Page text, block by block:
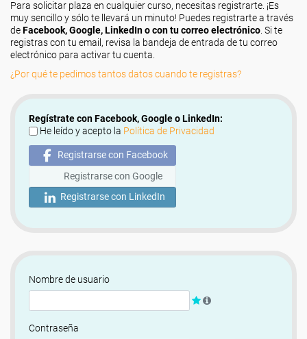
Para solicitar plaza en cualquier curso, necesitas registrarte. ¡Es
muy sencillo y sólo te llevará un minuto! Puedes registrarte a través
deFacebook, Google, LinkedIn o con tu correo electrónico . Si te
registras con tu email, revisa la bandeja de entrada de tu correo
electrónico para activar tu cuenta.
¿Por qué te pedimos tantos datos cuando te registras?
Regístrate con Facebook, Google o LinkedIn:
He leído y acepto la Política de Privacidad
Registrarse con Facebook
Registrarse con Google
Registrarse con LinkedIn
Nombre de usuario
Contraseña